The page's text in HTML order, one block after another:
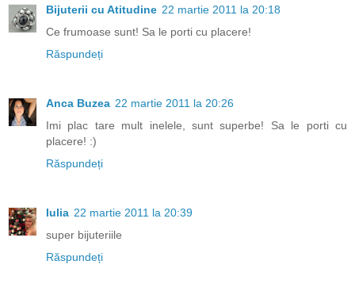
Bijuterii cu Atitudine 22 martie 2011 la 20:18
Ce frumoase sunt! Sa le porti cu placere!
Răspundeți
Anca Buzea 22 martie 2011 la 20:26
Imi plac tare mult inelele, sunt superbe! Sa le porti cu
placere! :)
Răspundeți
Iulia 22 martie 2011 la 20:39
super bijuteriile
Răspundeți